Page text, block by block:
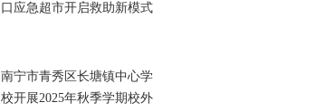
口应急超市开启救助新模式
南宁市青秀区长塘镇中心学
校开展2025年秋季学期校外